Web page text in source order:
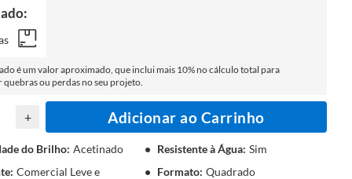
é um valor aproximado, que inclui mais 10% no cálculo total para
quebras ou perdas no seu projeto.
+ Adicionar ao Carrinho
do Brilho: Acetinado Resistente à Água: Sim
: Comercial Leve e
Formato: Quadrado